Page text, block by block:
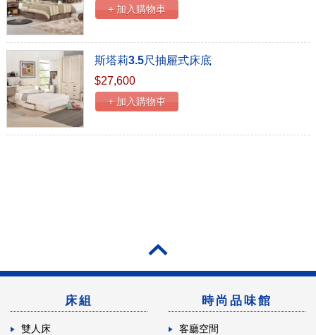
+ 加入購物車
斯塔莉3.5尺抽屜式床底
$27,600
+ 加入購物車
床組
雙人床
時尚品味館
客廳空間